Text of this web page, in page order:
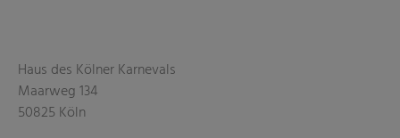
Haus des Kölner Karnevals
Maarweg 134
50825 Köln